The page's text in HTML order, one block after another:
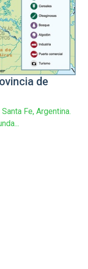
de
Fe, Argentina.